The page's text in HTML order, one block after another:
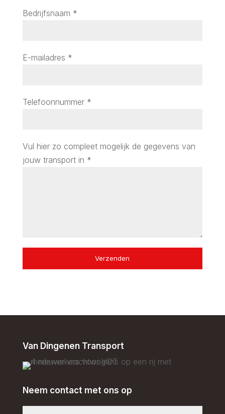
Bedrijfsnaam *
E-mailadres *
Telefoonnummer *
Vul hier zo compleet mogelijk de gegevens van
jouw transport in *
Verzenden
Van Dingenen Transport
Neem contact met ons op